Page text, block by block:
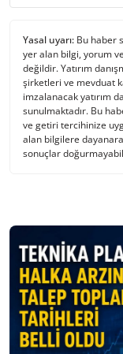
Yasal uyarı: Bu haber
yer alan bilgi, yorum ve
değildir. Yatırım
şirketleri ve mevduat
imzalanacak yatırım
sunulmaktadır. Bu
ve getiri tercihinize
alan bilgilere
sonuçlar